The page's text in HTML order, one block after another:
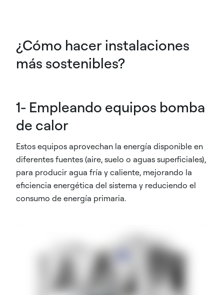
¿Cómo hacer instalaciones
más sostenibles?
1- Empleando equipos bomba
de calor
Estos equipos aprovechan la energía disponible en
diferentes fuentes (aire, suelo o aguas superficiales),
para producir agua fría y caliente, mejorando la
eficiencia energética del sistema y reduciendo el
consumo de energía primaria.